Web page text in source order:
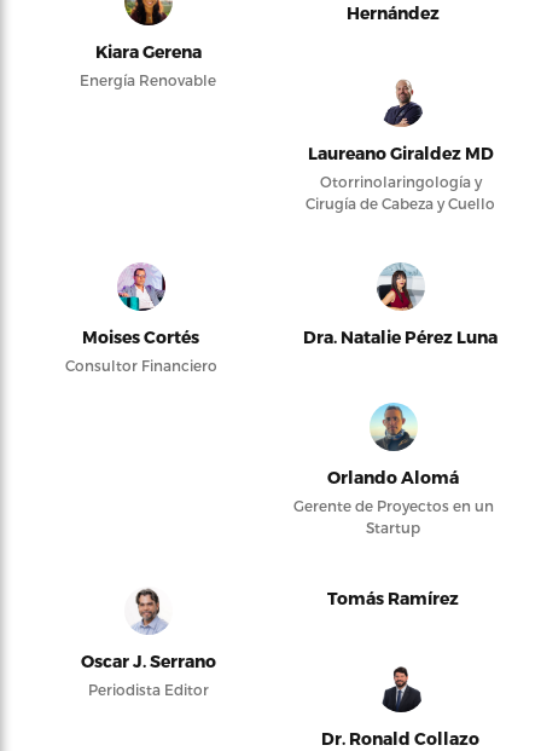
Kiara Gerena
Energía Renovable
Hernández
Laureano Giraldez MD
Otorrinolaringología y
Cirugía de Cabeza y Cuello
Moises Cortés
Consultor Financiero
Dra. Natalie Pérez Luna
Orlando Alomá
Gerente de Proyectos en un
Startup
Oscar J. Serrano
Periodista Editor
Tomás Ramírez
Dr. Ronald Collazo